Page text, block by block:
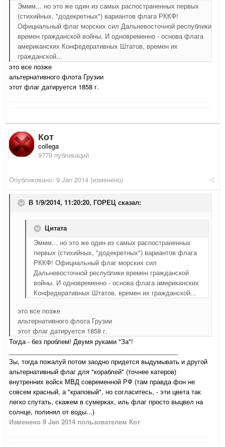
Эммм... но это же один из самых распостраненных первых
(стихийных, "додекретных") вариантов флага РККФ!
Официальный флаг морских сил Дальневосточной республики
времен гражданской войны. И одновременно - основа флага
американских Конфедеративных Штатов, времен их
гражданской...
это все позже
альтернативного флота Грузии
этот флаг датируется 1858 г.
Кот
collega
9779 публикаций
Опубликовано: 9 Jan 2014 (изменено)
В 1/9/2014, 11:20:20, ГОРЕЦ сказал:
Цитата
Эммм... но это же один из самых распостраненных
первых (стихийных, "додекретных") вариантов флага
РККФ! Официальный флаг морских сил
Дальневосточной республики времен гражданской
войны. И одновременно - основа флага американских
Конфедеративных Штатов, времен их гражданской...
это все позже
альтернативного флота Грузии
этот флаг датируется 1858 г.
Тогда - без проблем! Двумя руками "За"!
Зы, тогда пожалуй потом заодно придется выдумывать и другой
альтернативный флаг для "кораблей" (точнее катеров)
внутренних войск МВД современной РФ (там правда фон не
совсем красный, а "краповый", но согласитесь, - эти цвета так
легко спутать, скажем в сумерках, иль флаг просто выцвел на
солнце, полинял от воды...)
Изменено 9 Jan 2014 пользователем Кот